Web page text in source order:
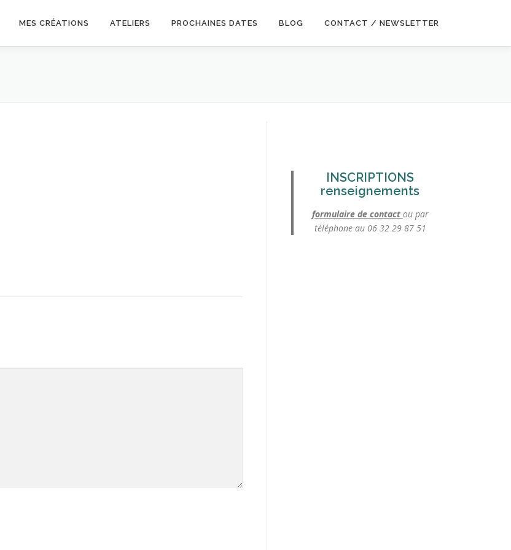
MES CRÉATIONS ATELIERS PROCHAINES DATES BLOG CONTACT / NEWSLETTER
INSCRIPTIONS
renseignements
formulaire de contact ou par
téléphone au 06 32 29 87 51